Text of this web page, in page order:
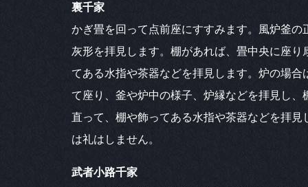
裏千家
かぎ畳を回って点前座にすすみます。風炉釜の
灰形を拝見します。棚があれば、畳中央に座り
てある水指や茶器などを拝見します。炉の場合
て座り、釜や炉中の様子、炉縁などを拝見し、
直って、棚や飾ってある水指や茶器などを拝見
は礼はしません。
武者小路千家